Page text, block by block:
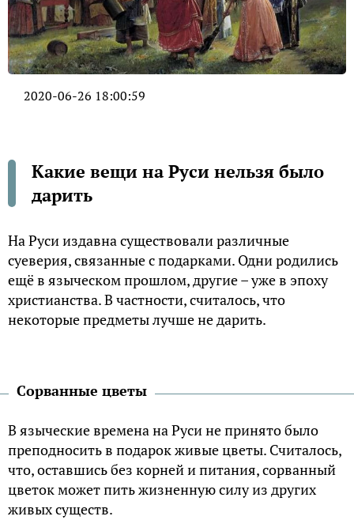
2020-06-26 18:00:59
Какие вещи на Руси нельзя было
дарить
На Руси издавна существовали различные
суеверия, связанные с подарками. Одни родились
ещё в языческом прошлом, другие – уже в эпоху
христианства. В частности, считалось, что
некоторые предметы лучше не дарить.
Сорванные цветы
В языческие времена на Руси не принято было
преподносить в подарок живые цветы. Считалось,
что, оставшись без корней и питания, сорванный
цветок может пить жизненную силу из других
живых существ.